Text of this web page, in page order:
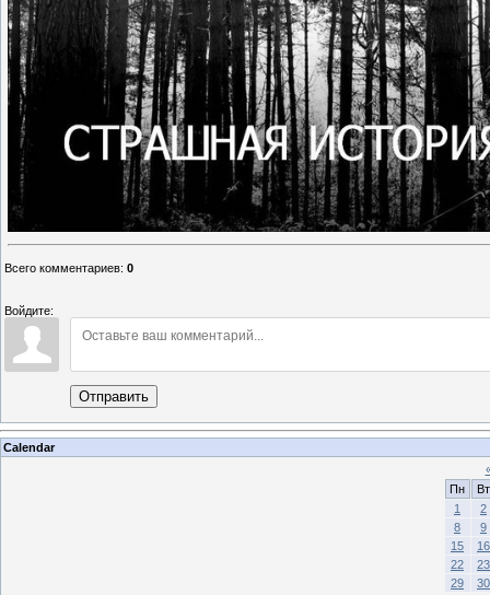
Всего комментариев: 0
Войдите:
Отправить
Calendar
Пн
Вт
1
2
8
9
15
16
22
23
29
30